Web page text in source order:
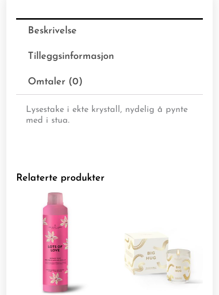
Beskrivelse
Tilleggsinformasjon
Omtaler (0)
Lysestake i ekte krystall, nydelig å pynte
med i stua.
Relaterte produkter